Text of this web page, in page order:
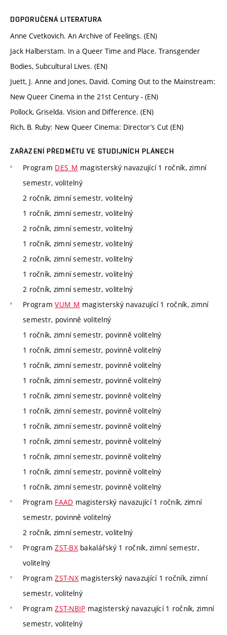
DOPORUČENÁ LITERATURA
Anne Cvetkovich. An Archive of Feelings. (EN)
Jack Halberstam. In a Queer Time and Place. Transgender
Bodies, Subcultural Lives. (EN)
Juett, J. Anne and Jones, David. Coming Out to the Mainstream:
New Queer Cinema in the 21st Century - (EN)
Pollock, Griselda. Vision and Difference. (EN)
Rich, B. Ruby: New Queer Cinema: Director’s Cut (EN)
ZAŘAZENÍ PŘEDMĚTU VE STUDIJNÍCH PLÁNECH
Program DES_M magisterský navazující 1 ročník, zimní
semestr, volitelný
2 ročník, zimní semestr, volitelný
1 ročník, zimní semestr, volitelný
2 ročník, zimní semestr, volitelný
1 ročník, zimní semestr, volitelný
2 ročník, zimní semestr, volitelný
1 ročník, zimní semestr, volitelný
2 ročník, zimní semestr, volitelný
ProgramVUM_M magisterský navazující 1 ročník, zimní
semestr, povinně volitelný
1 ročník, zimní semestr, povinně volitelný
1 ročník, zimní semestr, povinně volitelný
1 ročník, zimní semestr, povinně volitelný
1 ročník, zimní semestr, povinně volitelný
1 ročník, zimní semestr, povinně volitelný
1 ročník, zimní semestr, povinně volitelný
1 ročník, zimní semestr, povinně volitelný
1 ročník, zimní semestr, povinně volitelný
1 ročník, zimní semestr, povinně volitelný
1 ročník, zimní semestr, povinně volitelný
1 ročník, zimní semestr, povinně volitelný
Program FAAD magisterský navazující 1 ročník, zimní
semestr, povinně volitelný
2 ročník, zimní semestr, volitelný
ProgramZST-BXbakalářský 1 ročník, zimní semestr,
volitelný
ProgramZST-NXmagisterský navazující 1 ročník, zimní
semestr, volitelný
ProgramZST-NBIP magisterský navazující 1 ročník, zimní
semestr, volitelný